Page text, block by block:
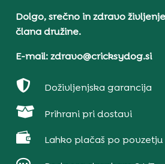
Dolgo, srečno in zdravo
člana družine.
E-mail: zdravo@cricksydog.si
 Doživljenjska garancija
 Prihrani pri dostavi
 Lahko plačaš po povzetju